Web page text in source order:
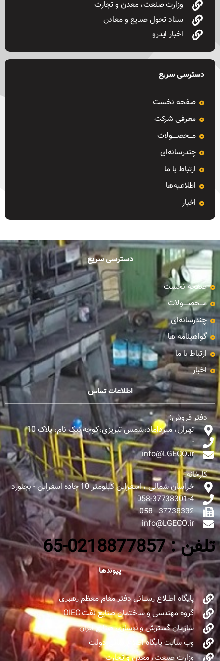
وزارت صنعت، معدن و تجارت
ستاد تحول صنایع و معادن
اخبار ایدرو
دسترسی سریع
صفحه نخست
معرفی شرکت
مـــحصـــــولات
چندرسانه‌ای
ارتباط با ما
اطلاعیه‌ها
اخبار
دسترسی سریع
صفحه نخست
مـــحصـــــولات
چندرسانه‌ای
گواهینامه ها
ارتباط با ما
اخبار
اطلاعات تماس
دفتر فروش:
تهران، میرداماد،شمس تبریزی،کوچه نیک نام، پلاک 10
-
info@LGECO.ir
کارخانه:
خراسان شمالی ، اسفراین کیلومتر 10 جاده اسفراین - بجنورد
058-37738301-4
37738332 - 058
info@LGECO.ir
تلفن : 0218877857-65
پیوندها
پایگاه اطــلاع رســـانی دفتر مقام معظم رهبری
گروه مهندسی و ساختمان صنایع نفت OIEC
سازمان گسترش و نوسازی صنایع ایران
وب سایت پایگاه اطلاع‌رسانی دولت
وزارت صنعت، معدن و تجارت